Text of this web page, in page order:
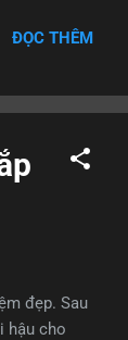
nhiếp ảnh
HCM Các
ĐỌC THÊM
đẹp. Sau
hậu cho